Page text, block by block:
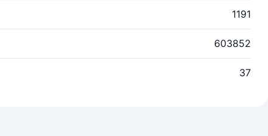
1191
603852
37